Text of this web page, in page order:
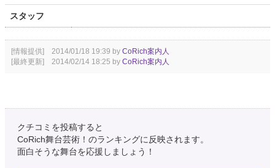
スタッフ
[情報提供] 2014/01/18 19:39 by CoRich案内人
[最終更新] 2014/02/14 18:25 by CoRich案内人
クチコミを投稿すると
CoRich舞台芸術！のランキングに反映されます。
面白そうな舞台を応援しましょう！